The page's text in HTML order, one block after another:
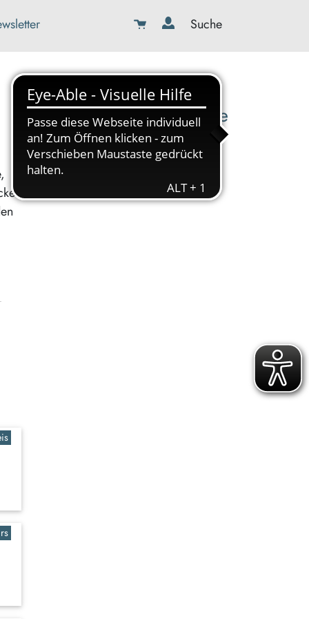
Suche
08179-423989-0
info@kbw-toelz-wor.de